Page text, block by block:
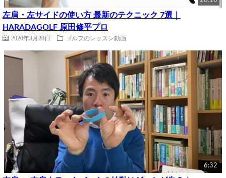
左肩・左サイドの使い方 最新のテクニック 7選｜
HARADAGOLF 原田修平プロ
2020年3月20日 ゴルフのレッスン動画
6:32